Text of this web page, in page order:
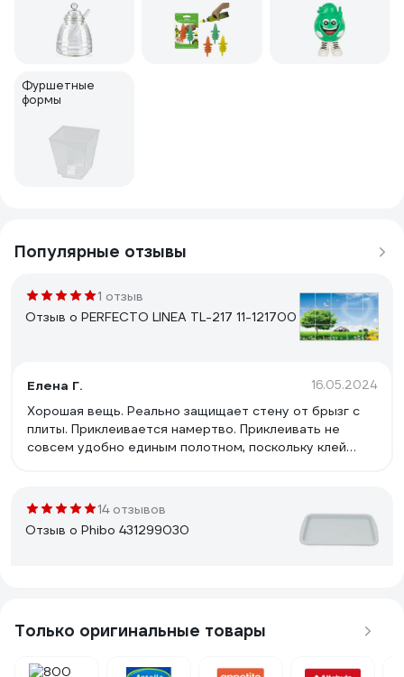
Фуршетные
формы
Популярные отзывы
1 отзыв
Отзыв о PERFECTO LINEA TL-217 11-121700
Елена Г. 16.05.2024
Хорошая вещь. Реально защищает стену от брызг с
плиты. Приклеивается намертво. Приклеивать не
совсем удобно единым полотном, поскольку клей
намного удобнее. Эта особенность фиксации не
бросается в глаза совсем. Рекомендую .
14 отзывов
Отзыв о Phibo 431299030
Отличный маленький пластиковый поднос!
Только оригинальные товары